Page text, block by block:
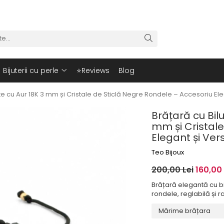
Bijuterii cu perle ⭐Reviews Blog
cu Aur 18K 3 mm și Cristale de Sticlă Negre Rondele – Accesoriu
Brățară cu
mm și
Elegant și
Teo Bijoux
200,00 Lei160,00
Brățară elegantă cu
rondele, reglabilă și